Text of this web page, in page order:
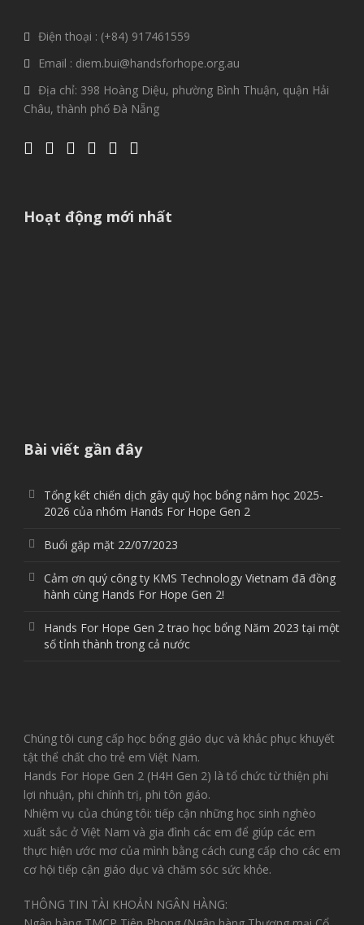
Điện thoại : (+84) 917461559
Email : diem.bui@handsforhope.org.au
Địa chỉ: 398 Hoàng Diệu, phường Bình Thuận, quận Hải
Châu, thành phố Đà Nẵng
Hoạt động mới nhất
Bài viết gần đây
Tổng kết chiến dịch gây quỹ học bổng năm học 2025-
2026 của nhóm Hands For Hope Gen 2
Buổi gặp mặt 22/07/2023
Cảm ơn quý công ty KMS Technology Vietnam đã đồng
hành cùng Hands For Hope Gen 2!
Hands For Hope Gen 2 trao học bổng Năm 2023 tại một
số tỉnh thành trong cả nước
Chúng tôi cung cấp học bổng giáo dục và khắc phục khuyết
tật thể chất cho trẻ em Việt Nam.
Hands For Hope Gen 2 (H4H Gen 2) là tổ chức từ thiện phi
lợi nhuận, phi chính trị, phi tôn giáo.
Nhiệm vụ của chúng tôi: tiếp cận những học sinh nghèo
xuất sắc ở Việt Nam và gia đình các em để giúp các em
thực hiện ước mơ của mình bằng cách cung cấp cho các em
cơ hội tiếp cận giáo dục và chăm sóc sức khỏe.
THÔNG TIN TÀI KHOẢN NGÂN HÀNG: